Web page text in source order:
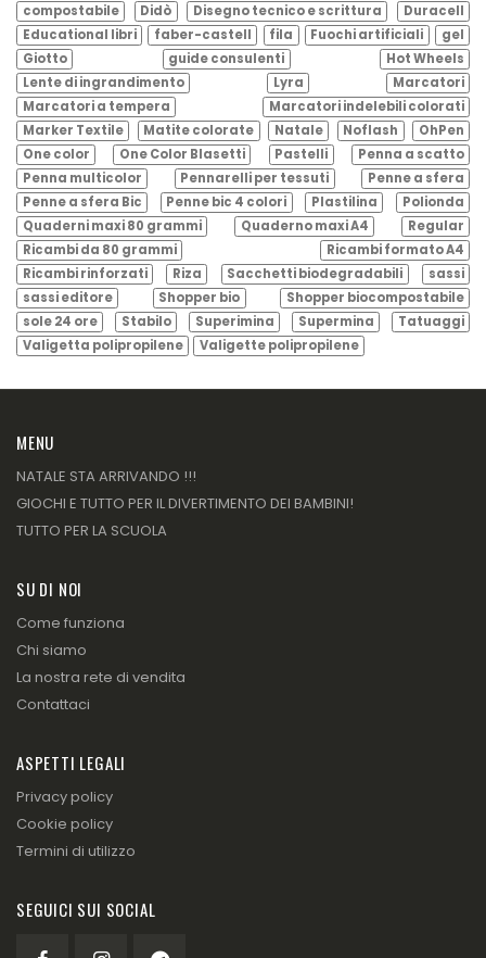
compostabile
Didò Disegno tecnico e scrittura
Duracell
Educational libri
faber-castell fila Fuochi artificiali
gel
Giotto
guide consulenti
Hot Wheels
Lente di ingrandimento
Lyra
Marcatori
Marcatori a tempera
Marcatori indelebili colorati
Marker Textile
Matite colorate Natale Noflash
OhPen
One color
One Color Blasetti Pastelli
Penna a scatto
Penna multicolor
Pennarelli per tessuti
Penne a sfera
Penne a sfera Bic
Penne bic 4 colori Plastilina
Polionda
Quaderni maxi 80 grammi
Quaderno maxi A4
Regular
Ricambi da 80 grammi
Ricambi formato A4
Ricambi rinforzati
Riza Sacchetti biodegradabili
sassi
sassi editore
Shopper bio
Shopper biocompostabile
sole 24 ore
Stabilo Superimina Supermina
Tatuaggi
Valigetta polipropilene
Valigette polipropilene
MENU
NATALE STA ARRIVANDO !!!
GIOCHI E TUTTO PER IL DIVERTIMENTO DEI BAMBINI!
TUTTO PER LA SCUOLA
SU DI NOI
Come funziona
Chi siamo
La nostra rete di vendita
Contattaci
ASPETTI LEGALI
Privacy policy
Cookie policy
Termini di utilizzo
SEGUICI SUI SOCIAL